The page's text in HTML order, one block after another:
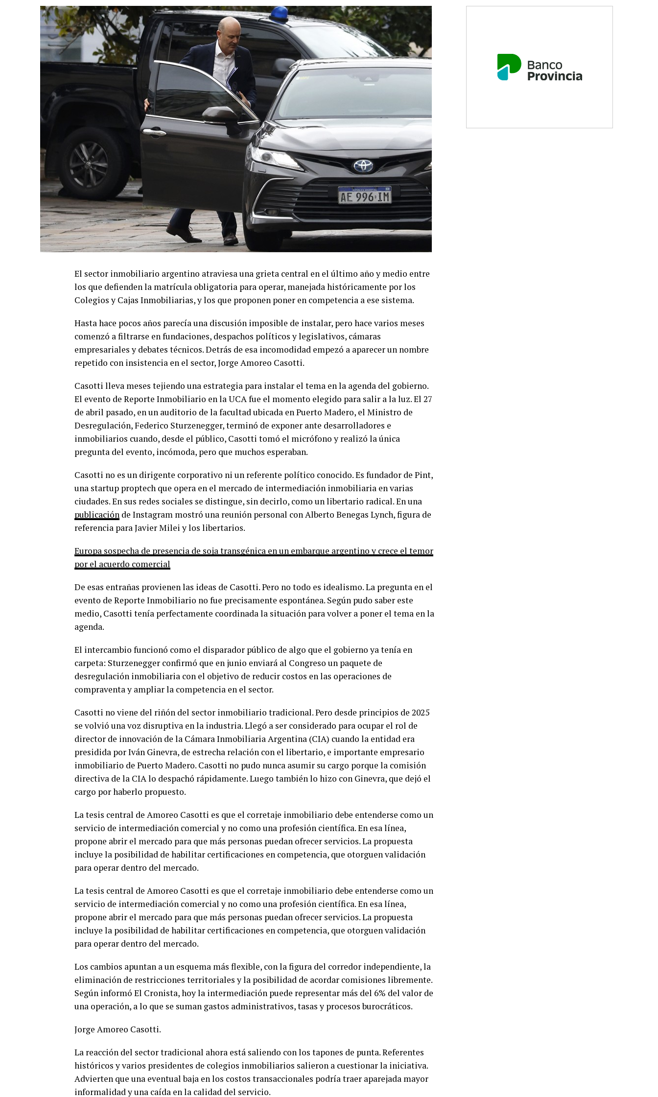
El sector inmobiliario argentino atraviesa una grieta central en el último año y medio entre
los que defienden la matrícula obligatoria para operar, manejada históricamente por los
Colegios y Cajas Inmobiliarias, y los que proponen poner en competencia a ese sistema.
Hasta hace pocos años parecía una discusión imposible de instalar, pero hace varios meses
comenzó a filtrarse en fundaciones, despachos políticos y legislativos, cámaras
empresariales y debates técnicos. Detrás de esa incomodidad empezó a aparecer un nombre
repetido con insistencia en el sector, Jorge Amoreo Casotti.
Casotti lleva meses tejiendo una estrategia para instalar el tema en la agenda del gobierno.
El evento de Reporte Inmobiliario en la UCA fue el momento elegido para salir a la luz. El 27
de abril pasado, en un auditorio de la facultad ubicada en Puerto Madero, el Ministro de
Desregulación, Federico Sturzenegger, terminó de exponer ante desarrolladores e
inmobiliarios cuando, desde el público, Casotti tomó el micrófono y realizó la única
pregunta del evento, incómoda, pero que muchos esperaban.
Casotti no es un dirigente corporativo ni un referente político conocido. Es fundador de Pint,
una startup proptech que opera en el mercado de intermediación inmobiliaria en varias
ciudades. En sus redes sociales se distingue, sin decirlo, como un libertario radical. En una
publicación de Instagram mostró una reunión personal con Alberto Benegas Lynch, figura de
referencia para Javier Milei y los libertarios.
Europa sospecha de presencia de soja transgénica en un embarque argentino y crece el temor
por el acuerdo comercial
De esas entrañas provienen las ideas de Casotti. Pero no todo es idealismo. La pregunta en el
evento de Reporte Inmobiliario no fue precisamente espontánea. Según pudo saber este
medio, Casotti tenía perfectamente coordinada la situación para volver a poner el tema en la
agenda.
El intercambio funcionó como el disparador público de algo que el gobierno ya tenía en
carpeta: Sturzenegger confirmó que en junio enviará al Congreso un paquete de
desregulación inmobiliaria con el objetivo de reducir costos en las operaciones de
compraventa y ampliar la competencia en el sector.
Casotti no viene del riñón del sector inmobiliario tradicional. Pero desde principios de 2025
se volvió una voz disruptiva en la industria. Llegó a ser considerado para ocupar el rol de
director de innovación de la Cámara Inmobiliaria Argentina (CIA) cuando la entidad era
presidida por Iván Ginevra, de estrecha relación con el libertario, e importante empresario
inmobiliario de Puerto Madero. Casotti no pudo nunca asumir su cargo porque la comisión
directiva de la CIA lo despachó rápidamente. Luego también lo hizo con Ginevra, que dejó el
cargo por haberlo propuesto.
La tesis central de Amoreo Casotti es que el corretaje inmobiliario debe entenderse como un
servicio de intermediación comercial y no como una profesión científica. En esa línea,
propone abrir el mercado para que más personas puedan ofrecer servicios. La propuesta
incluye la posibilidad de habilitar certificaciones en competencia, que otorguen validación
para operar dentro del mercado.
La tesis central de Amoreo Casotti es que el corretaje inmobiliario debe entenderse como un
servicio de intermediación comercial y no como una profesión científica. En esa línea,
propone abrir el mercado para que más personas puedan ofrecer servicios. La propuesta
incluye la posibilidad de habilitar certificaciones en competencia, que otorguen validación
para operar dentro del mercado.
Los cambios apuntan a un esquema más flexible, con la figura del corredor independiente, la
eliminación de restricciones territoriales y la posibilidad de acordar comisiones libremente.
Según informó El Cronista, hoy la intermediación puede representar más del 6% del valor de
una operación, a lo que se suman gastos administrativos, tasas y procesos burocráticos.
Jorge Amoreo Casotti.
La reacción del sector tradicional ahora está saliendo con los tapones de punta. Referentes
históricos y varios presidentes de colegios inmobiliarios salieron a cuestionar la iniciativa.
Advierten que una eventual baja en los costos transaccionales podría traer aparejada mayor
informalidad y una caída en la calidad del servicio.